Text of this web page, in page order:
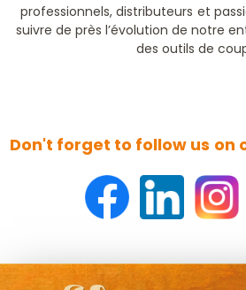
professionnels, distributeurs et
suivre de près l’évolution de notre
des outils de
Don't forget to follow us on